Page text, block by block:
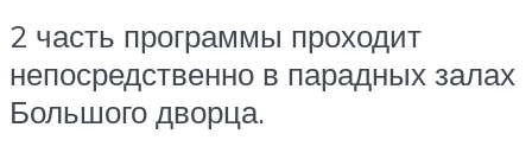
2 часть программы проходит
непосредственно в парадных залах
Большого дворца.